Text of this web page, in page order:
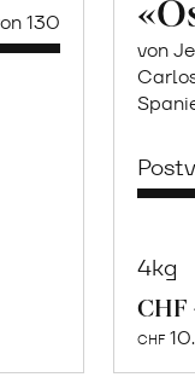
130
von
4kg
CHF
CHF